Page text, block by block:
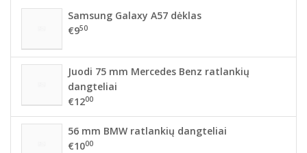
Samsung Galaxy A57 dėklas
€950
Juodi 75 mm Mercedes Benz ratlankių
dangteliai
€1200
56 mm BMW ratlankių dangteliai
€1000